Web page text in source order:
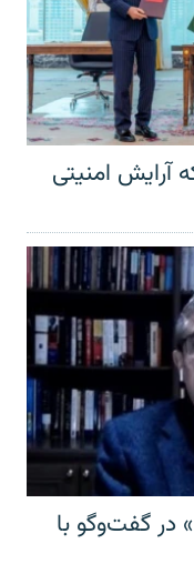
امنیتی
در گفت‌وگو با